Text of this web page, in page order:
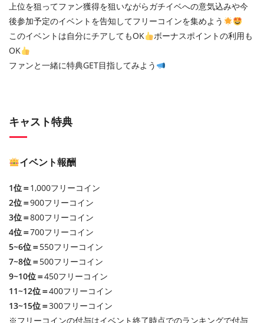
上位を狙ってファン獲得を狙いながらガチイベへの意気込みや今
後参加予定のイベントを告知してフリーコインを集めよう
このイベントは自分にチアしてもOK
ボーナスポイントの利用も
OK
ファンと一緒に特典GET目指してみよう
キャスト特典
イベント報酬
1位＝1,000フリーコイン
2位＝900フリーコイン
3位＝800フリーコイン
4位＝700フリーコイン
5~6位＝550フリーコイン
7~8位＝500フリーコイン
9~10位＝450フリーコイン
11~12位＝400フリーコイン
13~15位＝300フリーコイン
※フリーコインの付与はイベント終了時点でのランキングで付与